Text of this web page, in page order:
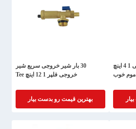
دریچه خروجی سریع پلاستیکی 1 4 اینچ
موم خوب
30 بار شیر خروجی سریع شیر
خروجی فلپر 1 12 اینچ Tee
بهترین قیمت رو بدست بیار